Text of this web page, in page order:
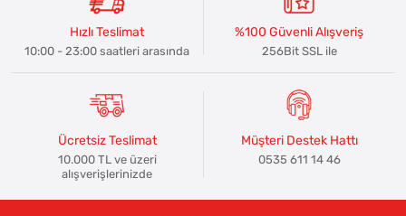
Hızlı Teslimat
10:00 - 23:00 saatleri arasında
%100 Güvenli Alışveriş
256Bit SSL ile
Ücretsiz Teslimat
10.000 TL ve üzeri
alışverişlerinizde
Müşteri Destek Hattı
0535 611 14 46